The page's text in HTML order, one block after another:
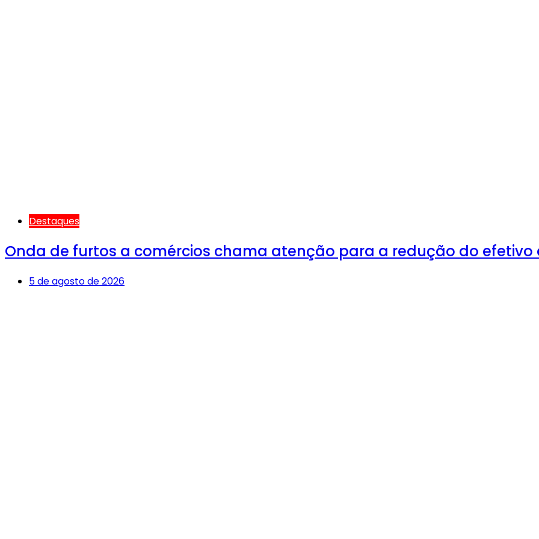
Destaques
Onda de furtos a comércios chama atenção para a redução do efetivo
5 de agosto de 2026